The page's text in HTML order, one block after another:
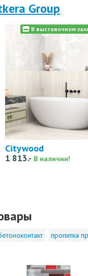
Group
Citywood
1 813.- В наличии!
В выставочном
пропитка